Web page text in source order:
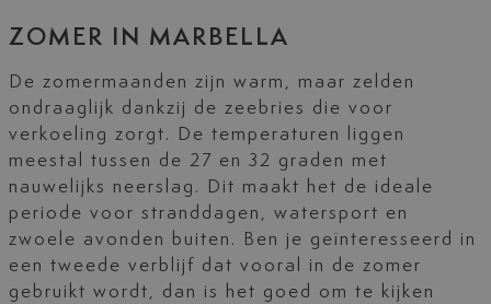
ZOMER IN MARBELLA
De zomermaanden zijn warm, maar zelden
ondraaglijk dankzij de zeebries die voor
verkoeling zorgt. De temperaturen liggen
meestal tussen de 27 en 32 graden met
nauwelijks neerslag. Dit maakt het de ideale
periode voor stranddagen, watersport en
zwoele avonden buiten. Ben je geïnteresseerd in
een tweede verblijf dat vooral in de zomer
gebruikt wordt, dan is het goed om te kijken